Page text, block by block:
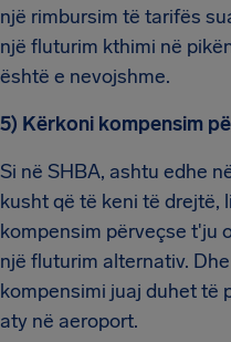
një rimbursim të tarifës
një fluturim kthimi në
është e nevojshme.
5) Kërkoni kompensim
Si në SHBA, ashtu edhe
kusht që të keni të drejtë,
kompensim përveçse t'ju
një fluturim alternativ.
kompensimi juaj duhet të
aty në aeroport.